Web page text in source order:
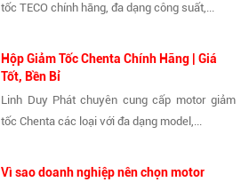
tốc TECO chính hãng, đa dạng công suất,...
Hộp Giảm Tốc Chenta Chính Hãng | Giá
Tốt, Bền Bỉ
Linh Duy Phát chuyên cung cấp motor giảm
tốc Chenta các loại với đa dạng model,...
Vì sao doanh nghiệp nên chọn motor